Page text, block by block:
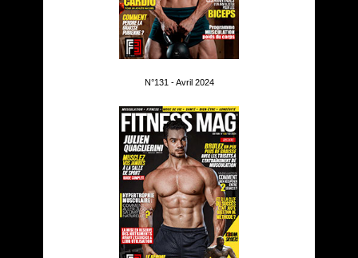
N°131 - Avril 2024